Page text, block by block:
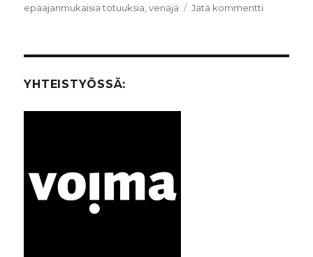
epäajanmukaisia totuuksia,venäjä Jätä kommentti
Suuren
YHTEISTYÖSSÄ: